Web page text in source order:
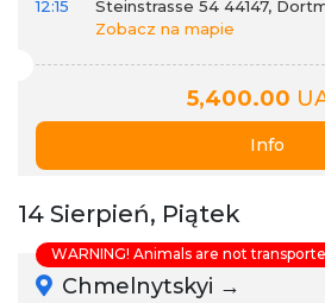
12:15
Steinstrasse 54 44147,
Zobacz na mapie
5,400.00
Info
14 Sierpień, Piątek
Chmelnytskyi →
WARNING! Animals are not